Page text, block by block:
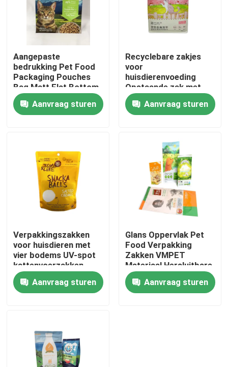
Producten
Ongeveer ons
Kwaliteitscontrole
Contacteer ons
Nieuws
Gevallen
Uitloop verpakkingstas
Aangepaste
bedrukking Pet Food
Packaging Pouches
Bag Matt Flat Bottom
Aanvraag sturen
Recyclebare zakjes
voor
huisdierenvoeding
Opstaande zak met
vier bodems
Aanvraag sturen
Verpakkingszakken
voor huisdieren met
vier bodems UV-spot
kattenvoerzakken
Aanvraag sturen
Glans Oppervlak Pet
Food Verpakking
Zakken VMPET
Materiaal Hersluitbare
Voedsel Zakken
Aanvraag sturen